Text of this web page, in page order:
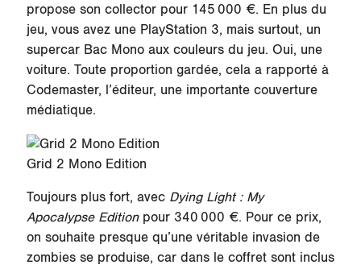
propose son collector pour 145 000 €. En plus du
jeu, vous avez une PlayStation 3, mais surtout, un
supercar Bac Mono aux couleurs du jeu. Oui, une
voiture. Toute proportion gardée, cela a rapporté à
Codemaster, l’éditeur, une importante couverture
médiatique.
Grid 2 Mono Edition
Toujours plus fort, avec Dying Light : My
Apocalypse Editionpour 340 000 €. Pour ce prix,
on souhaite presque qu’une véritable invasion de
zombies se produise, car dans le coffret sont inclus